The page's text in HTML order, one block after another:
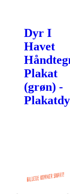
Dyr I
Havet
Plakat
(grøn) -